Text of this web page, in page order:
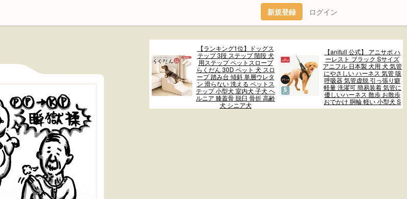
新規登録 ログイン
【ランキング1位】ドッグス
テップ 3段 ステップ 階段 犬
用ステップ ペットスロープ
らくだん 30D ペット 犬 スロ
ープ 踏み台 傾斜 単層ウレタ
ン 滑らない 洗える ペットス
テップ 小型犬 室内犬 子犬 ヘ
ルニア 膝蓋骨 脱臼 骨折 高齢
犬 シニア犬
【anifull 公式】 アニサポ ハ
ーレスト ブラック Sサイズ
アニフル 日本製 犬用 犬 気管
にやさしい ハーネス 気管 咳
呼吸器 気管虚脱 引っ張り癖
軽量 洗濯可 簡易装着 気管に
優しいハーネス 散歩 お散歩
おでかけ 胴輪 軽い 小型犬 S